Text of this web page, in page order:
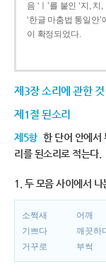
음 ‘ㅣ’를 붙인 ‘지,
‘한글 마춤법 통일안’
이 확정되었다.
제3장 소리에 관한 것
제1절 된소리
제5항 한 단어 안에서
리를 된소리로 적는다.
1. 두 모음 사이에서 나
소쩍새 어깨
기쁘다
깨끗하
거꾸로
부썩